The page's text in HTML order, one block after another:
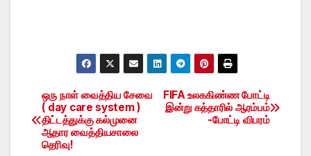
Post
navigation
FIFA உலககிண்ண போட்டி
இன்று கத்தாரில் ஆரம்பம்
-போட்டி விபரம்
ஒரு நாள் வைத்திய சேவை
( day care system )
திட்டத்துக்கு கல்முனை
ஆதார வைத்தியசாலை
தெரிவு!